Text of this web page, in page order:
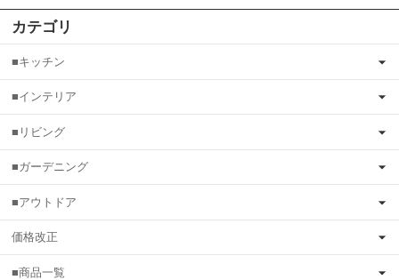
カテゴリ
■キッチン
■インテリア
■リビング
■ガーデニング
■アウトドア
価格改正
■商品一覧